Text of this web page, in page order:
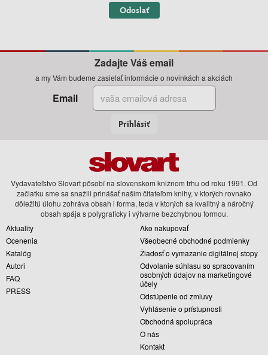
Odoslať
Zadajte Váš email
a my Vám budeme zasielať informácie o novinkách a akciách
Email
Prihlásiť
Vydavateľstvo Slovart pôsobí na slovenskom knižnom trhu od roku 1991. Od
začiatku sme sa snažili prinášať našim čitateľom knihy, v ktorých rovnako
dôležitú úlohu zohráva obsah i forma, teda v ktorých sa kvalitný a náročný
obsah spája s polygraficky i výtvarne bezchybnou formou.
Aktuality
Ocenenia
Katalóg
Autori
FAQ
PRESS
Ako nakupovať
Všeobecné obchodné podmienky
Žiadosť o vymazanie digitálnej stopy
Odvolanie súhlasu so spracovaním
osobných údajov na marketingové
účely
Odstúpenie od zmluvy
Vyhlásenie o prístupnosti
Obchodná spolupráca
O nás
Kontakt